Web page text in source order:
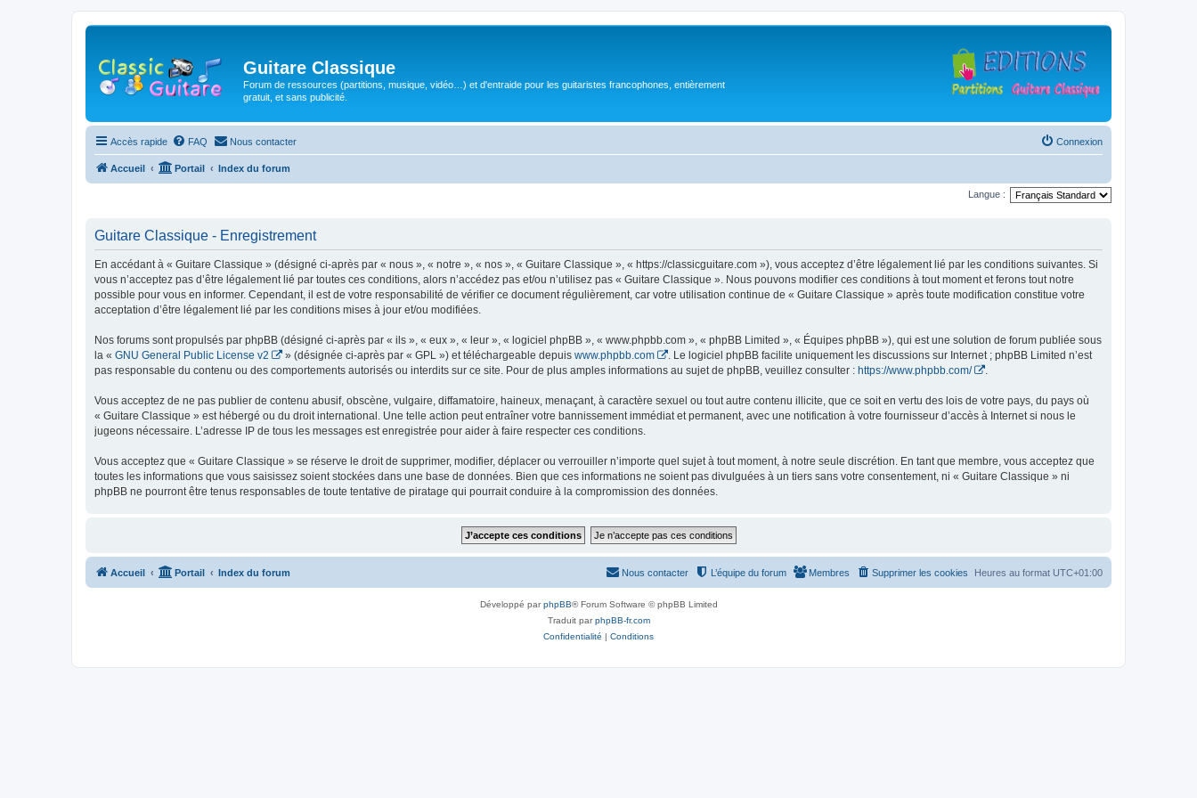
Guitare Classique
Forum de ressources (partitions, musique, vidéo…) et d'entraide pour les guitaristes francophones, entièrement
gratuit, et sans publicité.
Accès rapide FAQ Nous contacter Connexion
Accueil Portail Index du forum
Langue :
Guitare Classique - Enregistrement
En accédant à « Guitare Classique » (désigné ci-après par « nous », « notre », « nos », « Guitare Classique », « https://classicguitare.com »), vous acceptez d’être légalement lié par les conditions suivantes. Si
vous n’acceptez pas d’être légalement lié par toutes ces conditions, alors n’accédez pas et/ou n’utilisez pas « Guitare Classique ». Nous pouvons modifier ces conditions à tout moment et ferons tout notre
possible pour vous en informer. Cependant, il est de votre responsabilité de vérifier ce document régulièrement, car votre utilisation continue de « Guitare Classique » après toute modification constitue votre
acceptation d’être légalement lié par les conditions mises à jour et/ou modifiées.
Nos forums sont propulsés par phpBB (désigné ci-après par « ils », « eux », « leur », « logiciel phpBB », « www.phpbb.com », « phpBB Limited », « Équipes phpBB »), qui est une solution de forum publiée sous
la « GNU General Public License v2 » (désignée ci-après par « GPL ») et téléchargeable depuis www.phpbb.com
. Le logiciel phpBB facilite uniquement les discussions sur Internet ; phpBB Limited n’est
pas responsable du contenu ou des comportements autorisés ou interdits sur ce site. Pour de plus amples informations au sujet de phpBB, veuillez consulter : https://www.phpbb.com/ .
Vous acceptez de ne pas publier de contenu abusif, obscène, vulgaire, diffamatoire, haineux, menaçant, à caractère sexuel ou tout autre contenu illicite, que ce soit en vertu des lois de votre pays, du pays où
« Guitare Classique » est hébergé ou du droit international. Une telle action peut entraîner votre bannissement immédiat et permanent, avec une notification à votre fournisseur d’accès à Internet si nous le
jugeons nécessaire. L’adresse IP de tous les messages est enregistrée pour aider à faire respecter ces conditions.
Vous acceptez que « Guitare Classique » se réserve le droit de supprimer, modifier, déplacer ou verrouiller n’importe quel sujet à tout moment, à notre seule discrétion. En tant que membre, vous acceptez que
toutes les informations que vous saisissez soient stockées dans une base de données. Bien que ces informations ne soient pas divulguées à un tiers sans votre consentement, ni « Guitare Classique » ni
phpBB ne pourront être tenus responsables de toute tentative de piratage qui pourrait conduire à la compromission des données.
Accueil Portail Index du forum Heures au format UTC+01:00
Supprimer les cookies
Membres
L’équipe du forum
Nous contacter
Développé parphpBB® Forum Software © phpBB Limited
Traduit parphpBB-fr.com
Confidentialité | Conditions